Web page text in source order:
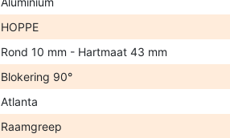
HOPPE
Rond 10 mm - Hartmaat 43 mm
Blokering 90°
Atlanta
Raamgreep